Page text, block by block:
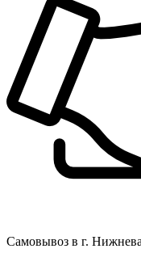
Самовывоз в г.